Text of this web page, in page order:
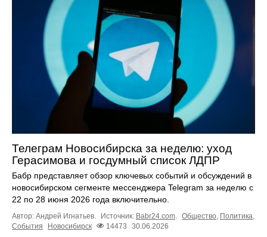
Телеграм Новосибирска за неделю: уход
Герасимова и госдумный список ЛДПР
Бабр представляет обзор ключевых событий и обсуждений в
новосибирском сегменте мессенджера Telegram за неделю с
22 по 28 июня 2026 года включительно.
Автор: Андрей Игнатьев. Источник: Babr24.com. Общество, Политика,
События
Новосибирск 14473 30.06.2026